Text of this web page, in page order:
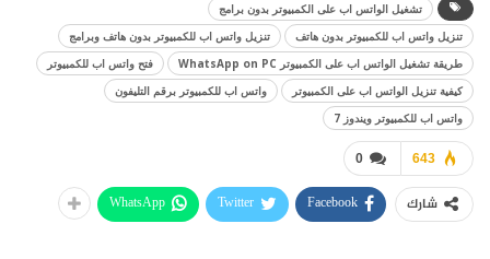
تشغيل الواتس اب على الكمبيوتر بدون برامج
تنزيل واتس اب للكمبيوتر بدون هاتف
تنزيل واتس اب للكمبيوتر بدون هاتف وبرامج
طريقة تشغيل الواتس اب على الكمبيوتر WhatsApp on PC
فتح واتس اب للكمبيوتر
كيفية تنزيل الواتس اب على الكمبيوتر
واتس اب للكمبيوتر برقم التليفون
واتس اب للكمبيوتر ويندوز 7
0 643
شارك Facebook
Twitter
WhatsApp